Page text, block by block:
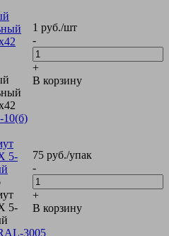
1 руб./шт
-
+
В корзину
5-
5-
75 руб./упак
-
+
В корзину
3005